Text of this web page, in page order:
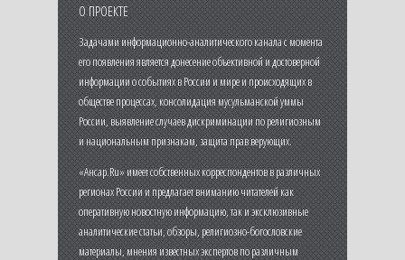
О ПРОЕКТЕ
Задачами информационно-аналитического канала с момента
его появления является донесение объективной и достоверной
информации о событиях в России и мире и происходящих в
обществе процессах, консолидация мусульманской уммы
России, выявление случаев дискриминации по религиозным
и национальным признакам, защита прав верующих.
«Ансар.Ru» имеет собственных корреспондентов в различных
регионах России и предлагает вниманию читателей как
оперативную новостную информацию, так и эксклюзивные
аналитические статьи, обзоры, религиозно-богословские
материалы, мнения известных экспертов по различным